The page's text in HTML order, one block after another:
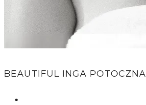
BEAUTIFUL INGA POTOCZNA